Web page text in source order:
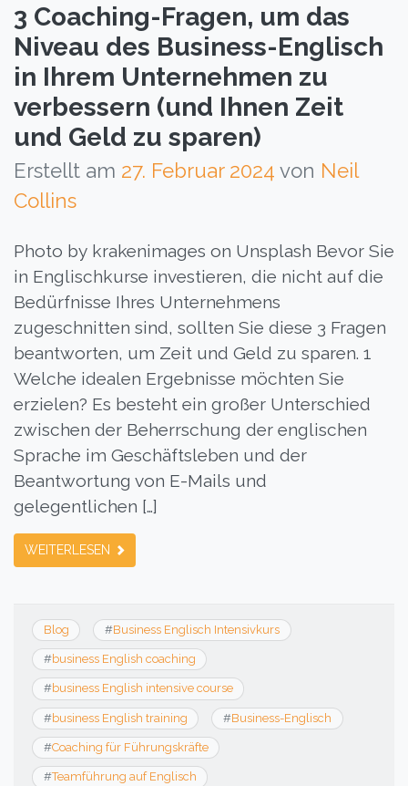
3 Coaching-Fragen, um das
Niveau des Business-Englisch
in Ihrem Unternehmen zu
verbessern (und Ihnen Zeit
und Geld zu sparen)
Erstellt am 27. Februar 2024 von Neil
Collins
Photo by krakenimages on Unsplash Bevor Sie
in Englischkurse investieren, die nicht auf die
Bedürfnisse Ihres Unternehmens
zugeschnitten sind, sollten Sie diese 3 Fragen
beantworten, um Zeit und Geld zu sparen. 1
Welche idealen Ergebnisse möchten Sie
erzielen? Es besteht ein großer Unterschied
zwischen der Beherrschung der englischen
Sprache im Geschäftsleben und der
Beantwortung von E-Mails und
gelegentlichen […]
WEITERLESEN
Blog #Business Englisch Intensivkurs
#business English coaching
#business English intensive course
#business English training #Business-Englisch
#Coaching für Führungskräfte
#Teamführung auf Englisch